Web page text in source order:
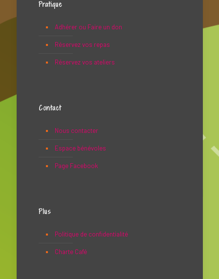
Pratique
Adhérer ou Faire un don
Réservez vos repas
Réservez vos ateliers
Contact
Nous contacter
Espace bénévoles
Page Facebook
Plus
Politique de confidentialité
Charte Café